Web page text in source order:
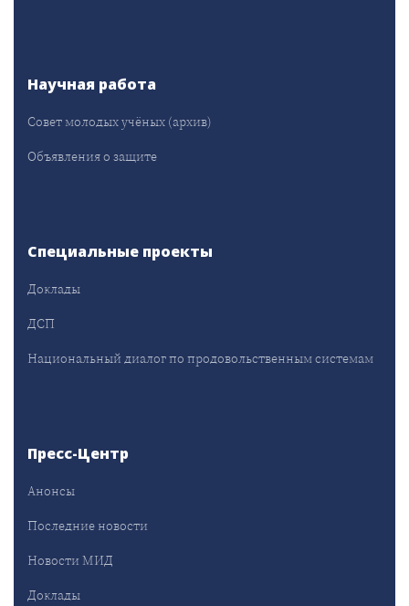
Научная работа
Совет молодых учёных (архив)
Объявления о защите
Специальные проекты
Доклады
ДСП
Национальный диалог по продовольственным системам
Пресс-Центр
Анонсы
Последние новости
Новости МИД
Доклады